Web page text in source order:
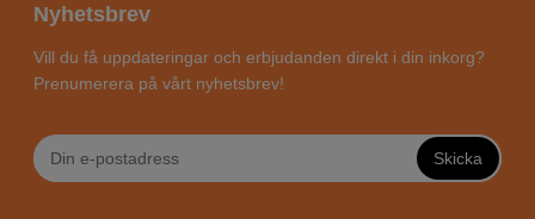
Nyhetsbrev
Vill du få uppdateringar och erbjudanden direkt i din inkorg?
Prenumerera på vårt nyhetsbrev!
Skicka